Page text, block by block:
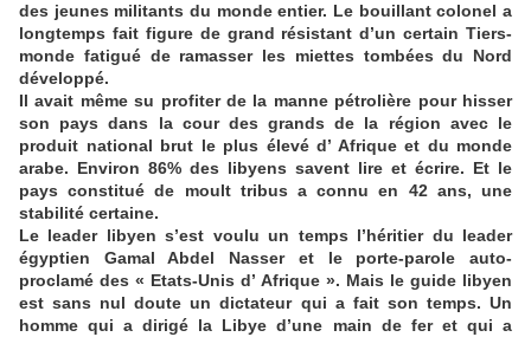
des jeunes militants du monde entier. Le bouillant colonel a
longtemps fait figure de grand résistant d’un certain Tiers-
monde fatigué de ramasser les miettes tombées du Nord
développé.
Il avait même su profiter de la manne pétrolière pour hisser
son pays dans la cour des grands de la région avec le
produit national brut le plus élevé d’ Afrique et du monde
arabe. Environ 86% des libyens savent lire et écrire. Et le
pays constitué de moult tribus a connu en 42 ans, une
stabilité certaine.
Le leader libyen s’est voulu un temps l’héritier du leader
égyptien Gamal Abdel Nasser et le porte-parole auto-
proclamé des « Etats-Unis d’ Afrique ». Mais le guide libyen
est sans nul doute un dictateur qui a fait son temps. Un
homme qui a dirigé la Libye d’une main de fer et qui a